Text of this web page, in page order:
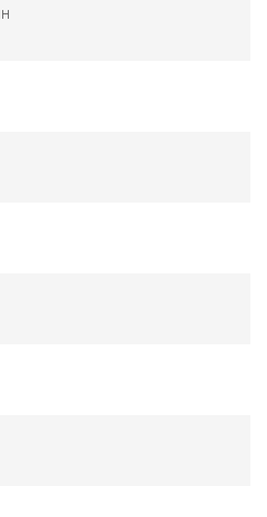
и долгий срок службы.
и остановки при
оператора.